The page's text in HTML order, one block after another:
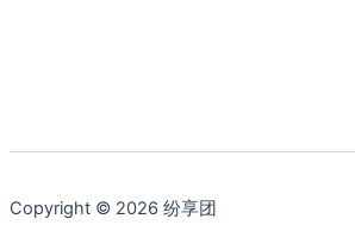
Copyright © 2026 纷享团